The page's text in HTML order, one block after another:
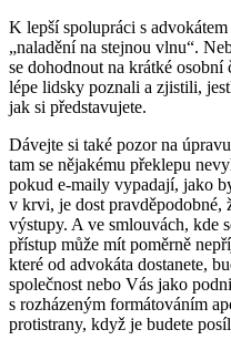
K lepší spolupráci s
„naladění na stejnou vlnu“.
se dohodnout na krátké osobní
lépe lidsky poznali a zjistili,
jak si představujete.
Dávejte si také pozor na
tam se nějakému překlepu
pokud e-maily vypadají, jako
v krvi, je dost pravděpodobné,
výstupy. A ve smlouvách, kde
přístup může mít poměrně
které od advokáta dostanete,
společnost nebo Vás jako
s rozházeným formátováním
protistrany, když je budete